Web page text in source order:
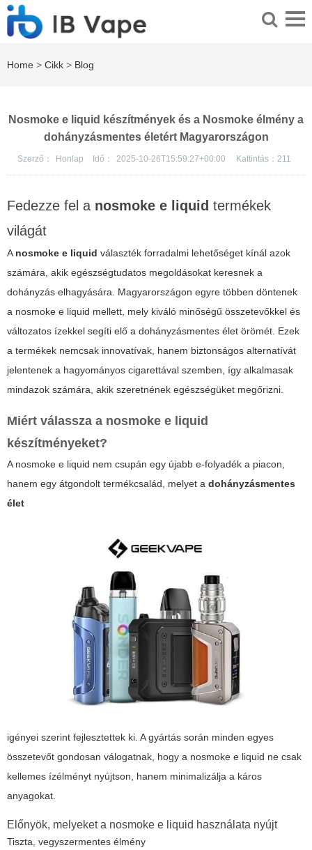
Home > Cikk > Blog
Nosmoke e liquid készítmények és a Nosmoke élmény a
dohányzásmentes életért Magyarországon
Szerző： Honlap Idő： 2025-10-26T15:59:27+00:00 Kattintás： 211
Fedezze fel a nosmoke e liquid termékek
világát
Anosmoke e liquid választék forradalmi lehetőséget kínál azok
számára, akik egészségtudatos megoldásokat keresnek a
dohányzás elhagyására. Magyarországon egyre többen döntenek
a nosmoke e liquid mellett, mely kiváló minőségű összetevőkkel és
változatos ízekkel segíti elő a dohányzásmentes élet örömét. Ezek
a termékek nemcsak innovatívak, hanem biztonságos alternatívát
jelentenek a hagyományos cigarettával szemben, így alkalmasak
mindazok számára, akik szeretnének egészségüket megőrizni.
Miért válassza a nosmoke e liquid
készítményeket?
Anosmoke e liquid nem csupán egy újabb e-folyadék a piacon,
hanem egy átgondolt termékcsalád, melyet a dohányzásmentes
élet
igényei szerint fejlesztettek ki. A gyártás során minden egyes
összetevőt gondosan válogatnak, hogy a nosmoke e liquid ne csak
kellemes ízélményt nyújtson, hanem minimalizálja a káros
anyagokat.
Előnyök, melyeket a nosmoke e liquid használata nyújt
Tiszta, vegyszermentes élmény